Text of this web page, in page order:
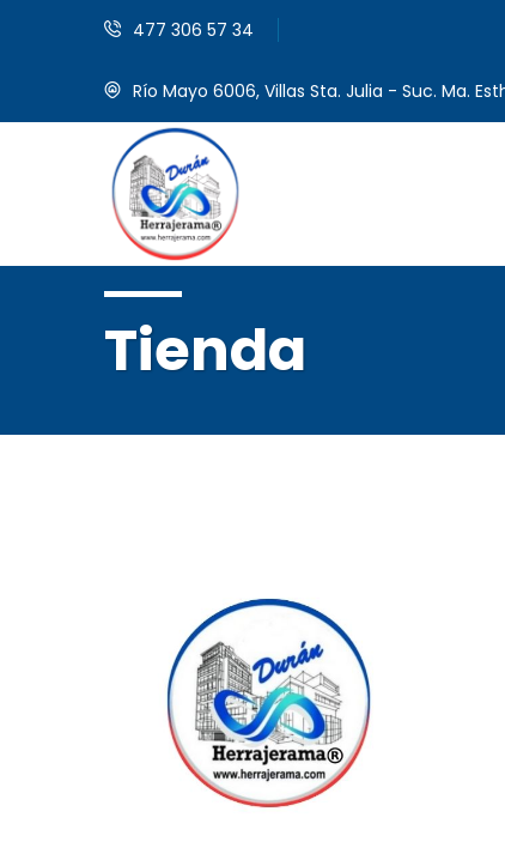
477 306 57 34
Río Mayo 6006, Villas Sta. Julia - Suc. Ma.
Tienda